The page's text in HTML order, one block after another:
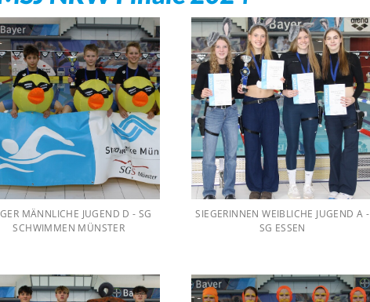
MÄNNLICHE JUGEND D - SG
SCHWIMMEN MÜNSTER
SIEGERINNEN WEIBLICHE JUGEND A -
SG ESSEN